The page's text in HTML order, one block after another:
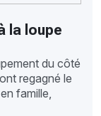
la loupe
du côté
regagné le
famille,